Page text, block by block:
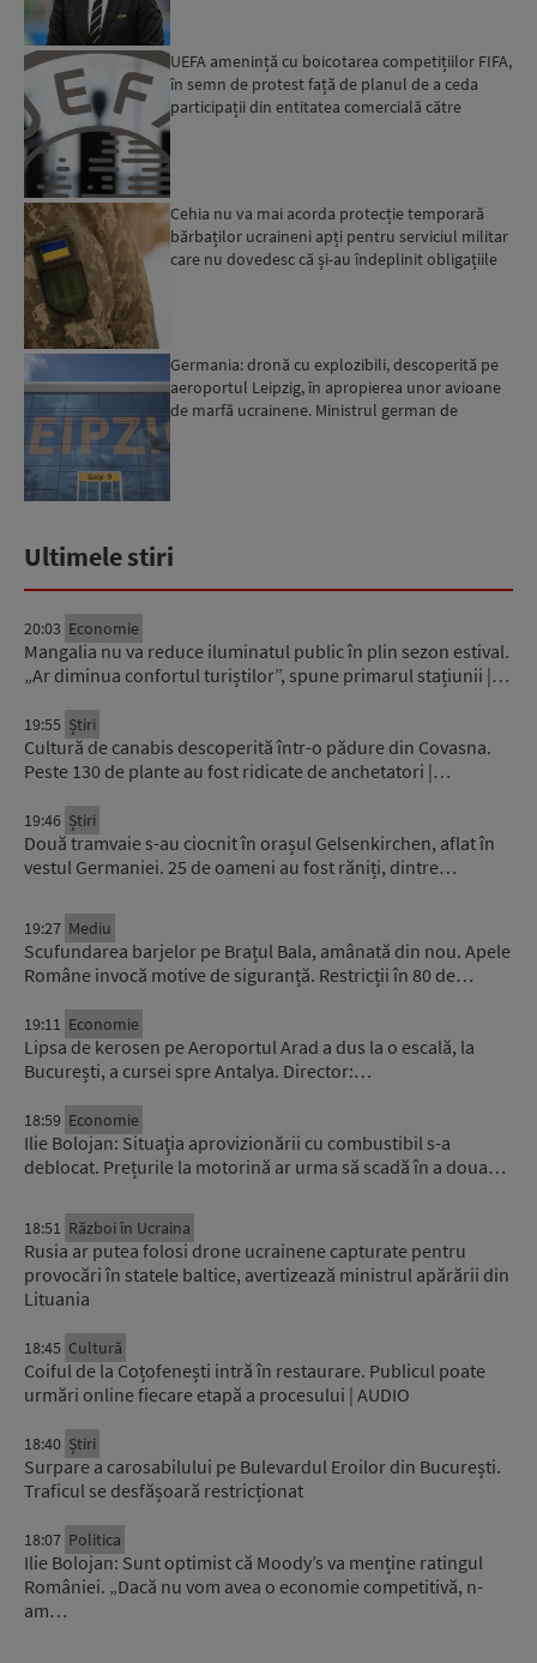
UEFA amenință cu boicotarea competițiilor FIFA,
în semn de protest față de planul de a ceda
participații din entitatea comercială către
Cehia nu va mai acorda protecție temporară
bărbaților ucraineni apți pentru serviciul militar
care nu dovedesc că și-au îndeplinit obligațiile
Germania: dronă cu explozibili, descoperită pe
aeroportul Leipzig, în apropierea unor avioane
de marfă ucrainene. Ministrul german de
Ultimele stiri
20:03 Economie
Mangalia nu va reduce iluminatul public în plin sezon estival.
„Ar diminua confortul turiștilor”, spune primarul stațiunii |…
19:55 Știri
Cultură de canabis descoperită într-o pădure din Covasna.
Peste 130 de plante au fost ridicate de anchetatori |…
19:46 Știri
Două tramvaie s-au ciocnit în orașul Gelsenkirchen, aflat în
vestul Germaniei. 25 de oameni au fost răniți, dintre…
19:27 Mediu
Scufundarea barjelor pe Brațul Bala, amânată din nou. Apele
Române invocă motive de siguranță. Restricții în 80 de…
19:11 Economie
Lipsa de kerosen pe Aeroportul Arad a dus la o escală, la
București, a cursei spre Antalya. Director:…
18:59 Economie
Ilie Bolojan: Situaţia aprovizionării cu combustibil s-a
deblocat. Prețurile la motorină ar urma să scadă în a doua…
18:51 Război în Ucraina
Rusia ar putea folosi drone ucrainene capturate pentru
provocări în statele baltice, avertizează ministrul apărării din
Lituania
18:45 Cultură
Coiful de la Coțofenești intră în restaurare. Publicul poate
urmări online fiecare etapă a procesului | AUDIO
18:40 Știri
Surpare a carosabilului pe Bulevardul Eroilor din București.
Traficul se desfășoară restricționat
18:07 Politica
Ilie Bolojan: Sunt optimist că Moody’s va menține ratingul
României. „Dacă nu vom avea o economie competitivă, n-
am…